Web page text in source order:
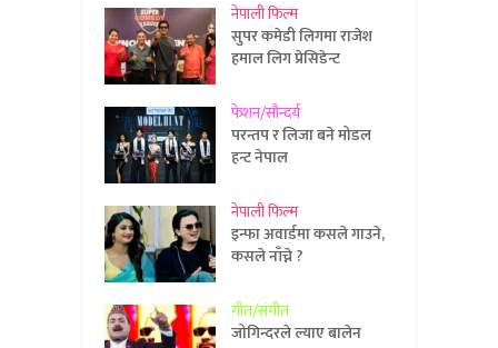
नेपाली फिल्म
सुपर कमेडी लिगमा राजेश
हमाल लिग प्रेसिडेन्ट
फेशन/सौन्दर्य
परन्तप र लिजा बने मोडल
हन्ट नेपाल
नेपाली फिल्म
इन्फा अवार्डमा कसले गाउने,
कसले नाँच्ने ?
गीत/संगीत
जोगिन्दरले ल्याए बालेन